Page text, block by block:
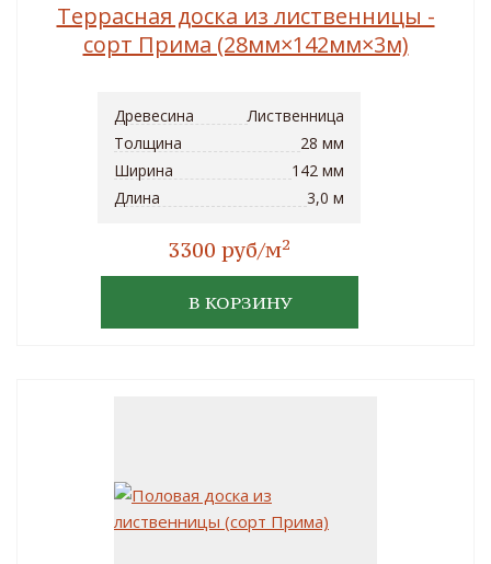
Террасная доска из лиственницы -
сорт Прима (28мм×142мм×3м)
Древесина
Лиственница
Толщина
28 мм
Ширина
142 мм
Длина
3,0 м
3300 руб/м2
В КОРЗИНУ